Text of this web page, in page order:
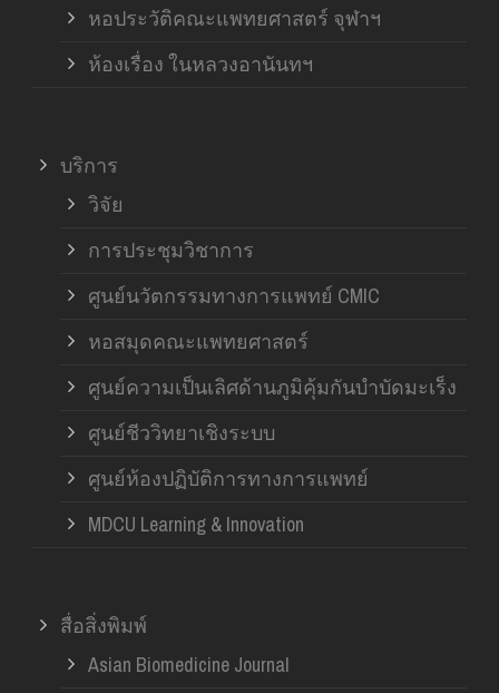
หอประวัติคณะแพทยศาสตร์ จุฬาฯ
ห้องเรื่อง ในหลวงอานันทฯ
บริการ
วิจัย
การประชุมวิชาการ
ศูนย์นวัตกรรมทางการแพทย์ CMIC
หอสมุดคณะแพทยศาสตร์
ศูนย์ความเป็นเลิศด้านภูมิคุ้มกันบำบัดมะเร็ง
ศูนย์ชีววิทยาเชิงระบบ
ศูนย์ห้องปฏิบัติการทางการแพทย์
MDCU Learning & Innovation
สื่อสิ่งพิมพ์
Asian Biomedicine Journal